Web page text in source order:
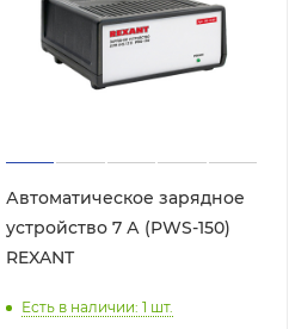
Автоматическое зарядное
устройство 7 А (PWS-150)
REXANT
Есть в наличии: 1 шт.